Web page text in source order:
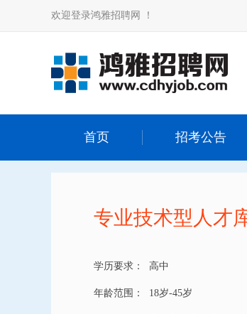
欢迎登录鸿雅招聘网 ！
首页 招考公告
专业技术型人才
学历要求： 高中
年龄范围： 18岁-45岁